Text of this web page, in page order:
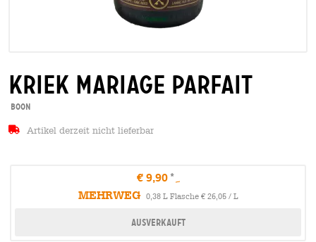
kriek mariage parfait
Boon
Artikel derzeit nicht lieferbar
€ 9,90
MEHRWEG
0,38 L Flasche € 26,05 / L
Ausverkauft